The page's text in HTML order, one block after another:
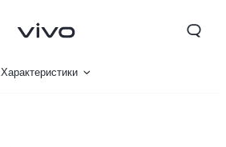
Характеристики